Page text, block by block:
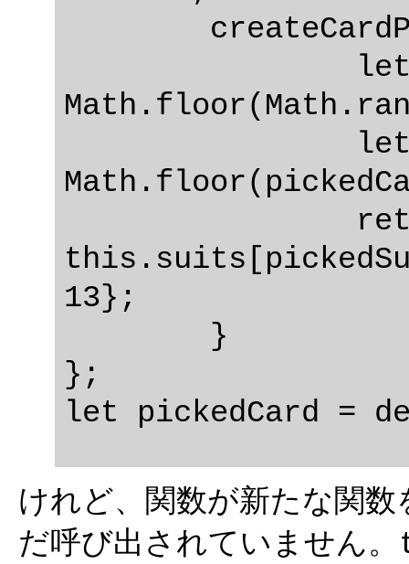
13};
};
けれど、関数が新たな関
だ呼び出されていません。